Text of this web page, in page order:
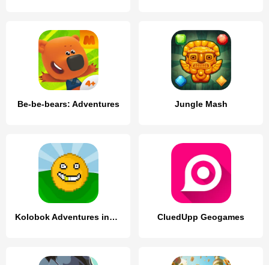
Be-be-bears: Adventures Jungle Mash
Kolobok Adventures inside Fox CluedUpp Geogames